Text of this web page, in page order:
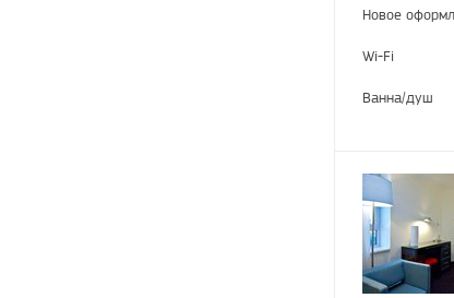
Новое
Wi-Fi
Ванна/душ